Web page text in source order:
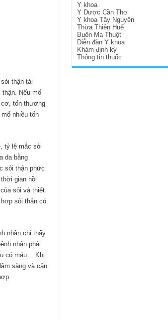
thận tái
Nếu mổ
cơ, tổn thương
nhiều tổn
tỷ lệ mắc sỏi
da bằng
sỏi thận phức
gian hồi
sỏi và thiết
sỏi thận có
nhân chỉ thấy
nhân phải
có máu… Khi
sàng và cận
Y khoa
Y Dược Cần Thơ
Y khoa Tây Nguyên
Thừa Thiên Huế
Buôn Ma Thuột
Diễn đàn Y khoa
Khám định kỳ
Thông tin thuốc